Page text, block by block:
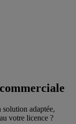
adaptée,
votre licence ?